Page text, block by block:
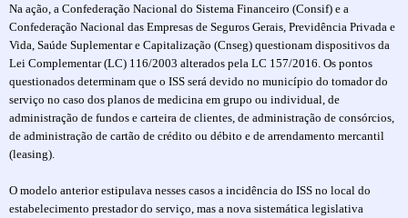
Na ação, a Confederação Nacional do Sistema Financeiro (Consif) e a
Confederação Nacional das Empresas de Seguros Gerais, Previdência Privada e
Vida, Saúde Suplementar e Capitalização (Cnseg) questionam dispositivos da
Lei Complementar (LC) 116/2003 alterados pela LC 157/2016. Os pontos
questionados determinam que o ISS será devido no município do tomador do
serviço no caso dos planos de medicina em grupo ou individual, de
administração de fundos e carteira de clientes, de administração de consórcios,
de administração de cartão de crédito ou débito e de arrendamento mercantil
(leasing).
O modelo anterior estipulava nesses casos a incidência do ISS no local do
estabelecimento prestador do serviço, mas a nova sistemática legislativa